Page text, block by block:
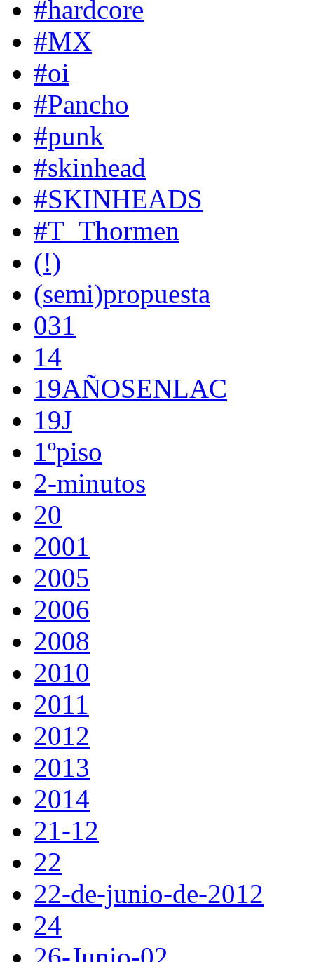
#hardcore
#MX
#oi
#Pancho
#punk
#skinhead
#SKINHEADS
#T_Thormen
(!)
(semi)propuesta
031
14
19AÑOSENLAC
19J
1ºpiso
2-minutos
20
2001
2005
2006
2008
2010
2011
2012
2013
2014
21-12
22
22-de-junio-de-2012
24